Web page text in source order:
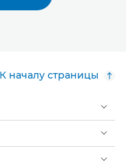
К началу страницы